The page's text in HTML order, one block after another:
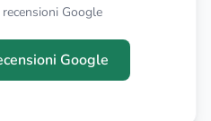
Google
Google